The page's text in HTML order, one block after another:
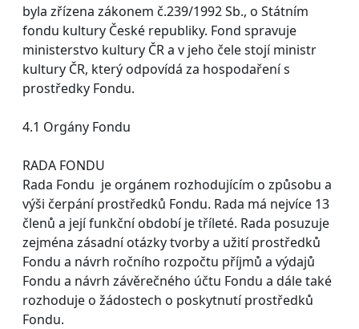
byla zřízena zákonem č.239/1992 Sb., o Státním
fondu kultury České republiky. Fond spravuje
ministerstvo kultury ČR a v jeho čele stojí ministr
kultury ČR, který odpovídá za hospodaření s
prostředky Fondu.
4.1 Orgány Fondu
RADA FONDU
Rada Fondu je orgánem rozhodujícím o způsobu a
výši čerpání prostředků Fondu. Rada má nejvíce 13
členů a její funkční období je tříleté. Rada posuzuje
zejména zásadní otázky tvorby a užití prostředků
Fondu a návrh ročního rozpočtu příjmů a výdajů
Fondu a návrh závěrečného účtu Fondu a dále také
rozhoduje o žádostech o poskytnutí prostředků
Fondu.